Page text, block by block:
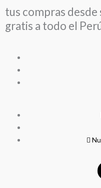
contenido
tus compras
gratis a todo el